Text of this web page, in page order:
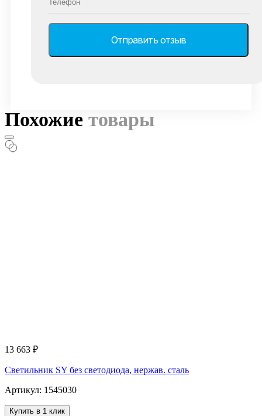
Похожие товары
13 663 ₽
Светильник SY без светодиода, нержав. сталь
Артикул: 1545030
Купить в 1 клик